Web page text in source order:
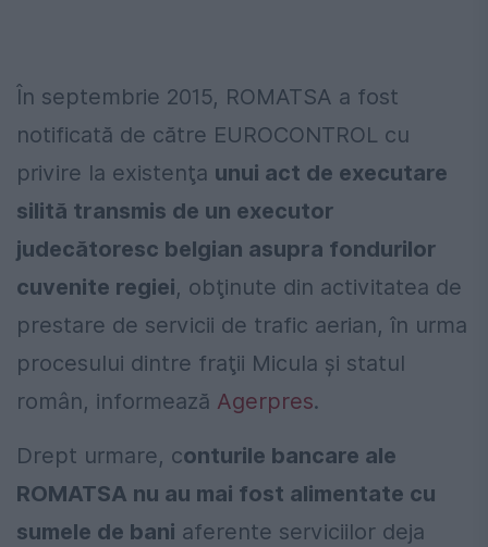
În septembrie 2015, ROMATSA a fost
notificată de către EUROCONTROL cu
privire la existenţa unui act de executare
silită transmis de un executor
judecătoresc belgian asupra fondurilor
cuvenite regiei, obţinute din activitatea de
prestare de servicii de trafic aerian, în urma
procesului dintre fraţii Micula şi statul
român, informează Agerpres.
Drept urmare, conturile bancare ale
ROMATSA nu au mai fost alimentate cu
sumele de bani aferente serviciilor deja